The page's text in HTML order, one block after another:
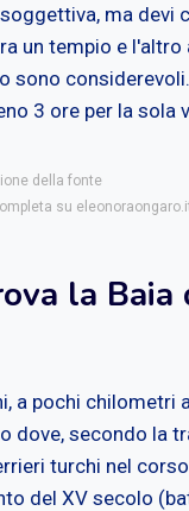
ma devi
un tempio e l'altro
sono
3 ore per la sola
della fonte
su
la Baia
a pochi chilometri
dove, secondo la
turchi nel
del XV secolo